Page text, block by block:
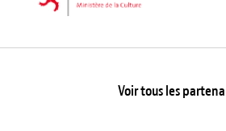
Voir tous les